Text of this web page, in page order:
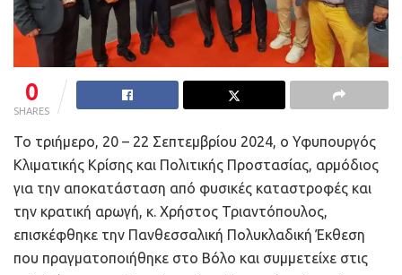
0
SHARES
Το τριήμερο, 20 – 22 Σεπτεμβρίου 2024, ο Υφυπουργός
Κλιματικής Κρίσης και Πολιτικής Προστασίας, αρμόδιος
για την αποκατάσταση από φυσικές καταστροφές και
την κρατική αρωγή, κ. Χρήστος Τριαντόπουλος,
επισκέφθηκε την Πανθεσσαλική Πολυκλαδική Έκθεση
που πραγματοποιήθηκε στο Βόλο και συμμετείχε στις